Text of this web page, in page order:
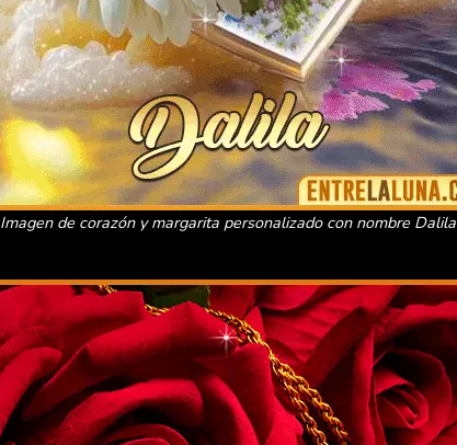
Imagen de corazón y margarita personalizado con nombre Dalila